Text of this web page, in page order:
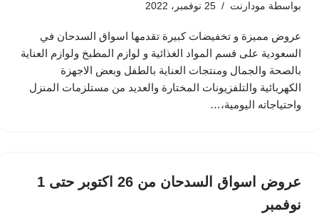
بواسطة مودارنت 25 نوفمبر، 2022
عروض مميزة و تخفيضات كبيرة تقدمها اسواق السدحان في
السعودية على قسم المواد الغذائية و لوازم المطبخ ولوازم العناية
بالصحة والجمال ومنتجات العناية بالطفل وبعض الاجهزة
الكهربائية والتلفزيونات المختارة والعديد من مستلزمات المنزل
واحتياجاته اليومية،…
عروض اسواق السدحان من 26 اكتوبر حتى 1
نوفمبر